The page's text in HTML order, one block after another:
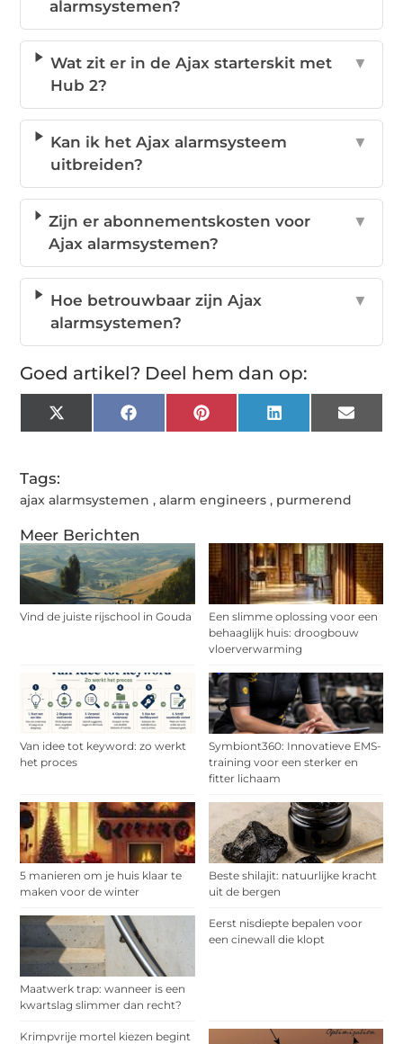
Meer Berichten
Vind de juiste rijschool in Gouda
Een slimme oplossing voor een
behaaglijk huis: droogbouw
vloerverwarming
Van idee tot keyword: zo werkt
het proces
Symbiont360: Innovatieve EMS-
training voor een sterker en
fitter lichaam
5 manieren om je huis klaar te
maken voor de winter
Beste shilajit: natuurlijke kracht
uit de bergen
Maatwerk trap: wanneer is een
kwartslag slimmer dan recht?
Eerst nisdiepte bepalen voor
een cinewall die klopt
Krimpvrije mortel kiezen begint
alarmsystemen?
Wat zit er in de Ajax starterskit met
Hub 2?
▼
Kan ik het Ajax alarmsysteem
uitbreiden?
▼
Zijn er abonnementskosten voor
Ajax alarmsystemen?
▼
Hoe betrouwbaar zijn Ajax
alarmsystemen?
▼
Goed artikel? Deel hem dan op:
X
(Twitter)
FacebookPinterestLinkedInEmail
Tags:
ajax alarmsystemen ,alarm engineers , purmerend